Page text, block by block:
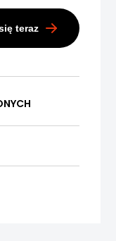
teraz